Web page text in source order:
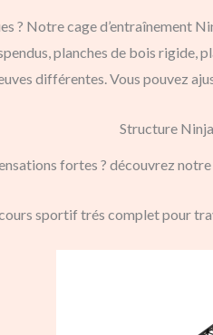
? Notre cage
planches de bois
différentes. Vous pouvez
Structure
fortes ? découvrez
sportif trés complet pour